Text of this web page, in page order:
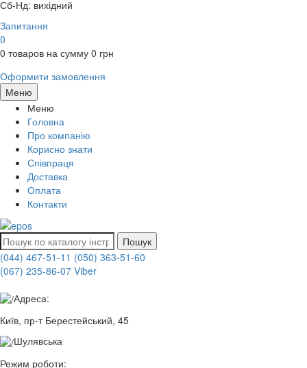
Сб-Нд: вихідний
Запитання
0
0 товаров на сумму 0 грн
Оформити замовлення
Меню
Меню
Головна
Про компанію
Корисно знати
Співпраця
Доставка
Оплата
Контакти
Пошук
(044) 467-51-11 (050) 363-51-60
(067) 235-86-07 Viber
Адреса:
Київ, пр-т Берестейський, 45
Шулявська
Режим роботи: